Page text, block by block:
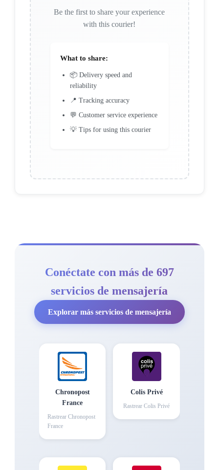
Be the first to share your experience
with this courier!
What to share:
📦 Delivery speed and
reliability
📍 Tracking accuracy
💬 Customer service experience
💡 Tips for using this courier
Conéctate con más de 697
servicios de mensajería
Explorar más servicios de mensajería
Chronopost
France
Rastrear Chronopost
France
Colis Privé
Rastrear Colis Privé